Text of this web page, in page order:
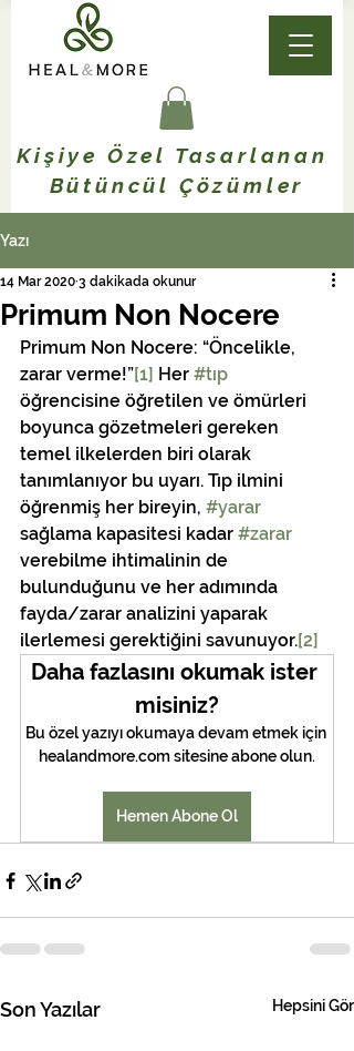
Kişiye Özel Tasarlanan
Bütüncül Çözümler
Yazı
Primum Non Nocere
14 Mar 2020 3 dakikada okunur
Primum Non Nocere: “Öncelikle,
zarar verme!”[1] Her #tıp
öğrencisine öğretilen ve ömürleri
boyunca gözetmeleri gereken
temel ilkelerden biri olarak
tanımlanıyor bu uyarı. Tıp ilmini
öğrenmiş her bireyin, #yarar
sağlama kapasitesi kadar #zarar
verebilme ihtimalinin de
bulunduğunu ve her adımında
fayda/zarar analizini yaparak
ilerlemesi gerektiğini savunuyor.[2]
Daha fazlasını okumak ister
misiniz?
Bu özel yazıyı okumaya devam etmek için
healandmore.com sitesine abone olun.
Hemen Abone Ol
Son Yazılar Hepsini Gör